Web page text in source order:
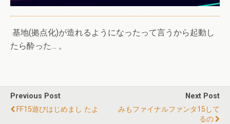
基地(拠点化)が造れるようになったって言うから起動し
たら酔った… 。
Previous Post
FF15遊びはじめまし たよ
Next Post
みもファイナルファンタ15して
るの